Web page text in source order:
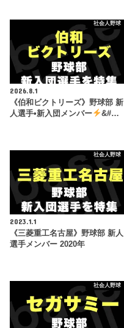
社会人野球
2026.8.1
《伯和ビクトリーズ》野球部 新
人選手•新入団メンバー
&#…
社会人野球
2023.1.1
《三菱重工名古屋》野球部 新人
選手メンバー 2020年
社会人野球